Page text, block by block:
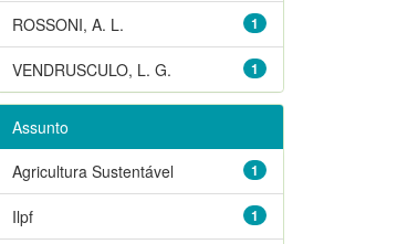
1
ROSSONI, A. L.
1
VENDRUSCULO, L. G.
Assunto
1
Agricultura Sustentável
1
Ilpf